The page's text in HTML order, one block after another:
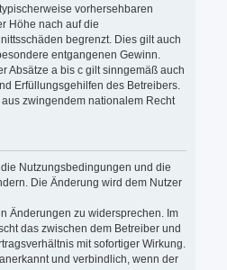
vorhersehbaren
Höhe nach auf die
begrenzt. Dies gilt auch
entgangenen Gewinn.
Absätze a bis c gilt sinngemäß auch
Erfüllungsgehilfen des Betreibers.
zwingendem nationalem Recht
Nutzungsbedingungen und die
Die Änderung wird dem Nutzer
Änderungen zu widersprechen. Im
das zwischen dem Betreiber und
mit sofortiger Wirkung.
und verbindlich, wenn der